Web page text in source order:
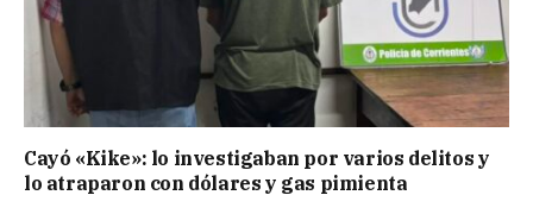
Cayó «Kike»: lo investigaban por varios delitos y
lo atraparon con dólares y gas pimienta